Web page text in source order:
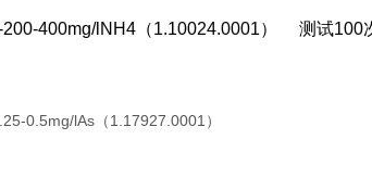
200-400mg/lNH4（1.10024.0001） 测试100
0.5mg/lAs（1.17927.0001）